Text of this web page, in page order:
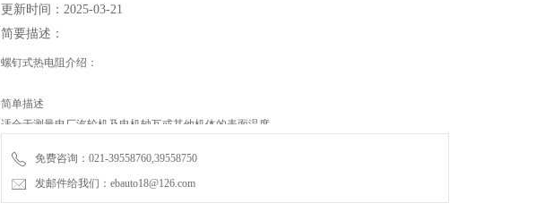
更新时间：2025-03-21
简要描述：
螺钉式热电阻介绍：
简单描述
适合于测量电厂汽轮机及电机轴瓦或其他机体的表面温度。
型号规格
型号:WZPT-202
产品分度号： pt100
免费咨询：021-39558760,39558750
发邮件给我们：ebauto18@126.com